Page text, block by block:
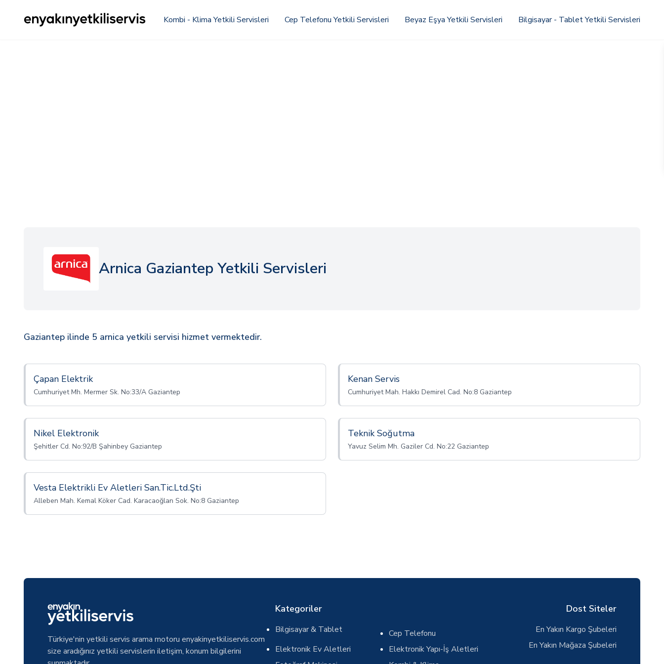
Kombi - Klima Yetkili Servisleri Cep Telefonu Yetkili Servisleri Beyaz Eşya Yetkili Servisleri Bilgisayar - Tablet Yetkili Servisleri
Arnica Gaziantep Yetkili Servisleri
Gaziantep ilinde 5 arnica yetkili servisi hizmet vermektedir.
Çapan Elektrik
Cumhuriyet Mh. Mermer Sk. No:33/A Gaziantep
Kenan Servis
Cumhuriyet Mah. Hakkı Demirel Cad. No:8 Gaziantep
Nikel Elektronik
Şehitler Cd. No:92/B Şahinbey Gaziantep
Teknik Soğutma
Yavuz Selim Mh. Gaziler Cd. No:22 Gaziantep
Vesta Elektrikli Ev Aletleri San.Tic.Ltd.Şti
Alleben Mah. Kemal Köker Cad. Karacaoğlan Sok. No:8 Gaziantep
Türkiye'nin yetkili servis arama motoru enyakinyetkiliservis.com
size aradığınız yetkili servislerin iletişim, konum bilgilerini
Kategoriler
Bilgisayar & Tablet
Cep Telefonu
Elektronik Ev Aletleri
Elektronik Yapı-İş Aletleri
Dost Siteler
En Yakın Kargo Şubeleri
En Yakın Mağaza Şubeleri